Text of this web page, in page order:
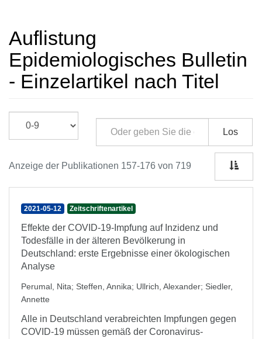
Auflistung
Epidemiologisches Bulletin
- Einzelartikel nach Titel
Los
Anzeige der Publikationen 157-176 von 719
2021-05-12 Zeitschriftenartikel
Effekte der COVID-19-Impfung auf Inzidenz und
Todesfälle in der älteren Bevölkerung in
Deutschland: erste Ergebnisse einer ökologischen
Analyse
Perumal, Nita; Steffen, Annika; Ullrich, Alexander; Siedler,
Annette
Alle in Deutschland verabreichten Impfungen gegen
COVID-19 müssen gemäß der Coronavirus-